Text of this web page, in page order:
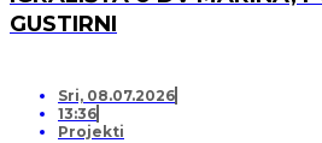
GUSTIRNI
Sri, 08.07.2026
13:36
Projekti